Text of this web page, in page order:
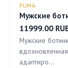
PUMA
Мужские
11999.00
Мужские
адаптиро…